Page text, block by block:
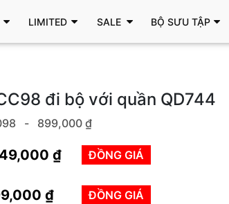
LIMITED SALE BỘ SƯU TẬP
đi bộ với quần QD744
- 899,000 ₫
₫ ĐỒNG GIÁ
₫ ĐỒNG GIÁ